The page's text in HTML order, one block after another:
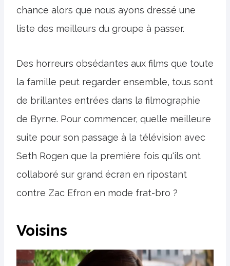
chance alors que nous ayons dressé une
liste des meilleurs du groupe à passer.
Des horreurs obsédantes aux films que toute
la famille peut regarder ensemble, tous sont
de brillantes entrées dans la filmographie
de Byrne. Pour commencer, quelle meilleure
suite pour son passage à la télévision avec
Seth Rogen que la première fois qu'ils ont
collaboré sur grand écran en ripostant
contre Zac Efron en mode frat-bro ?
Voisins